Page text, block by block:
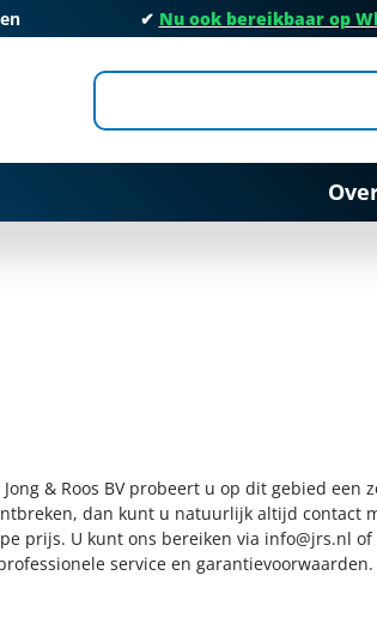
✔ Nu ook bereikbaar op
& Roos BV probeert u op dit gebied een
dan kunt u natuurlijk altijd contact
prijs. U kunt ons bereiken via info@jrs.nl of
service en garantievoorwaarden.